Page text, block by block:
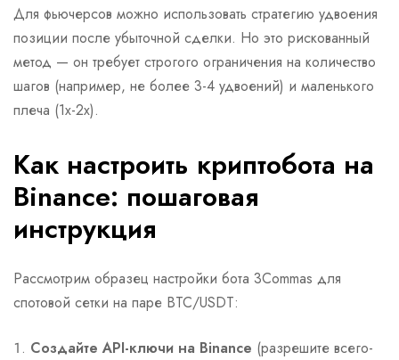
Для фьючерсов можно использовать стратегию удвоения
позиции после убыточной сделки. Но это рискованный
метод — он требует строгого ограничения на количество
шагов (например, не более 3-4 удвоений) и маленького
плеча (1x-2x).
Как настроить криптобота на
Binance: пошаговая
инструкция
Рассмотрим образец настройки бота 3Commas для
спотовой сетки на паре BTC/USDT:
Создайте API-ключи на Binance (разрешите всего-